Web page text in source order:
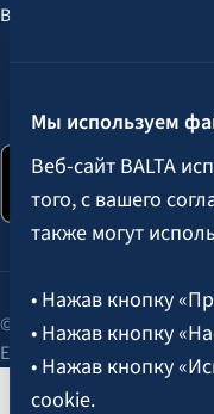
Мы используем
Веб-сайт BALTA
того, с вашего
также могут
• Нажав кнопку
• Нажав кнопку
• Нажав кнопку
cookie.
Выгоды для клиентов
© 2026 AAS BALTA |
Единый рег. №